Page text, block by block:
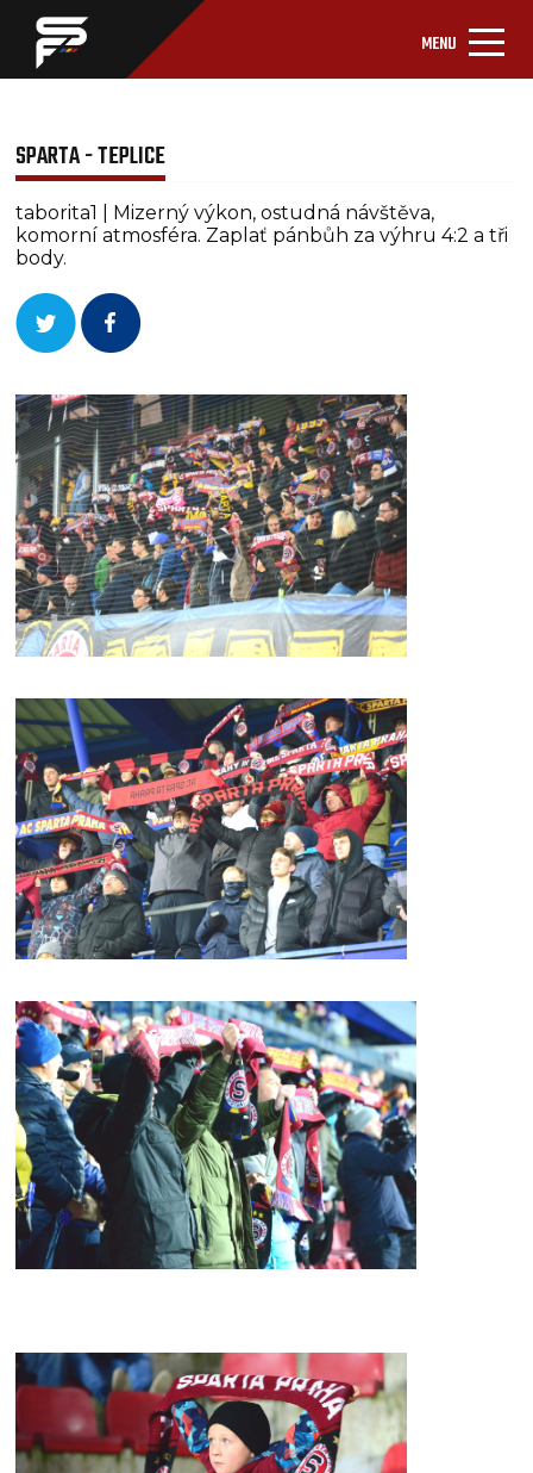
MENU
SPARTA - TEPLICE
taborita1 | Mizerný výkon, ostudná návštěva,
komorní atmosféra. Zaplať pánbůh za výhru 4:2 a tři
body.